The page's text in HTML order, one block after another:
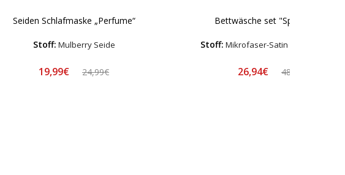
Seiden Schlafmaske „Perfume“
Stoff: Mulberry Seide
19,99€ 24,99€
Bettwäsche set "Spring Dew"
Stoff: Mikrofaser-Satin –
26,94€ 48,99€